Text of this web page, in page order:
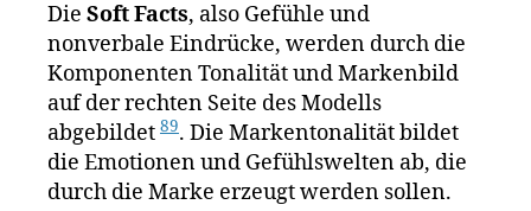
Die Soft Facts, also Gefühle und
nonverbale Eindrücke, werden durch die
Komponenten Tonalität und Markenbild
auf der rechten Seite des Modells
abgebildet 89. Die Markentonalität bildet
die Emotionen und Gefühlswelten ab, die
durch die Marke erzeugt werden sollen.